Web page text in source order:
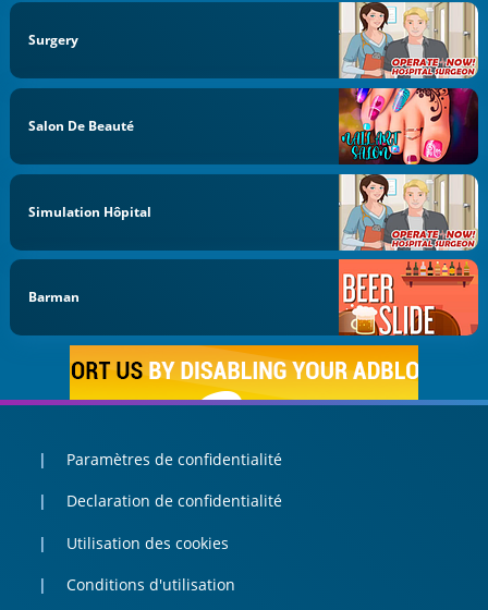
Surgery
Salon De Beauté
Simulation Hôpital
Barman
Paramètres de confidentialité
Declaration de confidentialité
Utilisation des cookies
Conditions d'utilisation